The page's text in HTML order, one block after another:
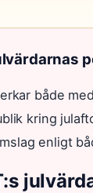
både
kring
enligt